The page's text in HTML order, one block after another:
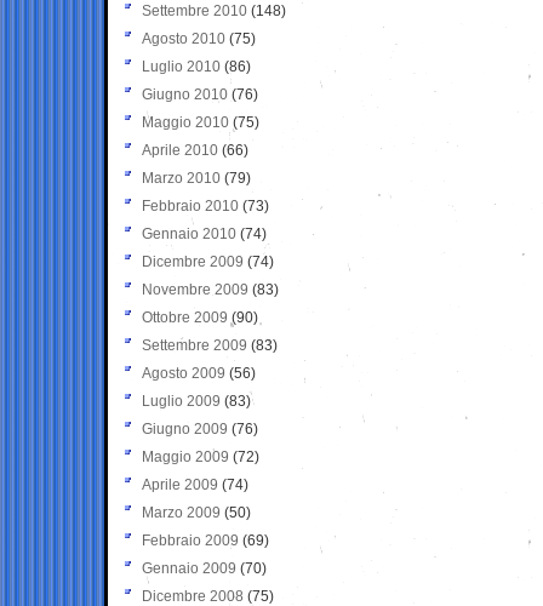
Settembre 2010 (148)
Agosto 2010 (75)
Luglio 2010 (86)
Giugno 2010 (76)
Maggio 2010 (75)
Aprile 2010 (66)
Marzo 2010 (79)
Febbraio 2010 (73)
Gennaio 2010 (74)
Dicembre 2009 (74)
Novembre 2009 (83)
Ottobre 2009 (90)
Settembre 2009 (83)
Agosto 2009 (56)
Luglio 2009 (83)
Giugno 2009 (76)
Maggio 2009 (72)
Aprile 2009 (74)
Marzo 2009 (50)
Febbraio 2009 (69)
Gennaio 2009 (70)
Dicembre 2008 (75)